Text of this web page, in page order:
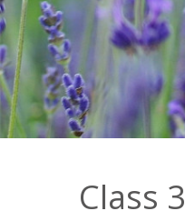
Class 3